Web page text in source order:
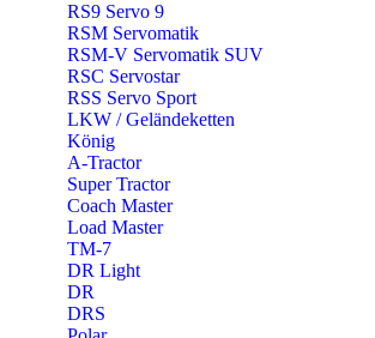
RS9 Servo 9
RSM Servomatik
RSM-V Servomatik SUV
RSC Servostar
RSS Servo Sport
LKW / Geländeketten
König
A-Tractor
Super Tractor
Coach Master
Load Master
TM-7
DR Light
DR
DRS